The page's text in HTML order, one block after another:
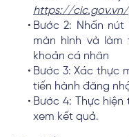
https://cic.gov.vn/
Bước 2: Nhấn nút
màn hình và
khoản cá nhân
Bước 3: Xác thực
tiến hành đăng
Bước 4: Thực
xem kết quả.